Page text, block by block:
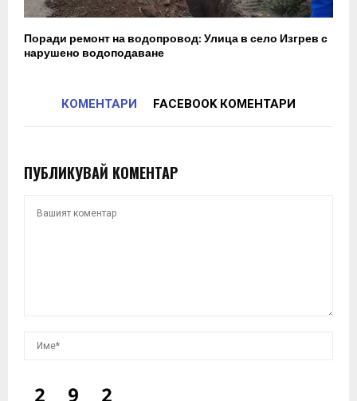
Поради ремонт на водопровод: Улица в село Изгрев с
нарушено водоподаване
КОМЕНТАРИ FACEBOOK КОМЕНТАРИ
ПУБЛИКУВАЙ КОМЕНТАР